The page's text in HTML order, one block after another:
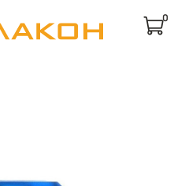
0